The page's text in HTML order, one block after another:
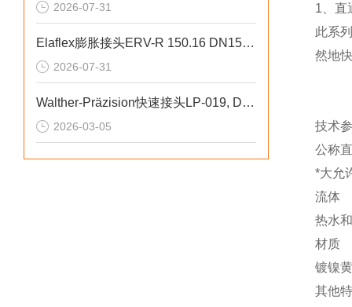
2026-07-31
Elaflex膨胀接头ERV-R 150.16 DN150 PN16技术详解
2026-07-31
Walther-Präzision快速接头LP-019, DN 19高密封性能
2026-03-05
1、直
此系
然地
技术
公称
*大允
流体
热水
材质
镀镍
其他